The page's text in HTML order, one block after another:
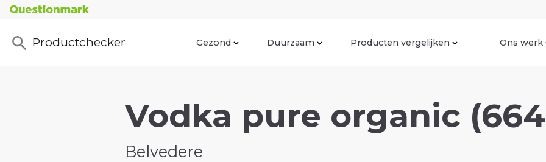
Productchecker Gezond Duurzaam Producten vergelijken Ons werk
Vodka pure organic
Belvedere